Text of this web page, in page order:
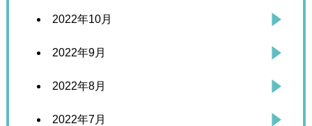
2022年10月
2022年9月
2022年8月
2022年7月